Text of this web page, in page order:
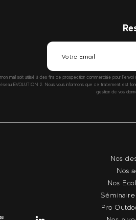
mail soit utilisé à des fins de prospection commerciale pour
EVOLUTION 2. Nous vous informons que ce traitement est
gestion de vos
Nos
Nos
Nos
Pro